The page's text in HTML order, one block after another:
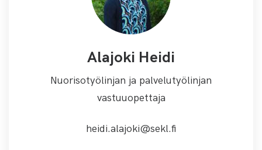
Alajoki Heidi
Nuorisotyölinjan ja palvelutyölinjan
vastuuopettaja
heidi.alajoki@sekl.fi